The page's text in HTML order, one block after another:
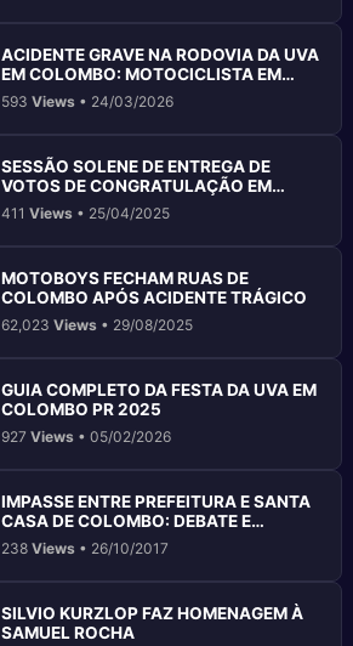
ACIDENTE GRAVE NA RODOVIA DA UVA
EM COLOMBO: MOTOCICLISTA EM
ESTADO CRÍTICO
593Views • 24/03/2026
SESSÃO SOLENE DE ENTREGA DE
VOTOS DE CONGRATULAÇÃO EM
COLOMBO
411Views • 25/04/2025
MOTOBOYS FECHAM RUAS DE
COLOMBO APÓS ACIDENTE TRÁGICO
62,023Views • 29/08/2025
GUIA COMPLETO DA FESTA DA UVA EM
COLOMBO PR 2025
927Views • 05/02/2026
IMPASSE ENTRE PREFEITURA E SANTA
CASA DE COLOMBO: DEBATE E
SOLUÇÕES
238Views • 26/10/2017
SILVIO KURZLOP FAZ HOMENAGEM À
SAMUEL ROCHA